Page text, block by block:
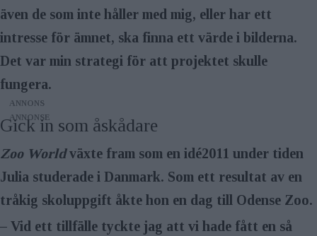
även de som inte håller med mig, eller har ett
intresse för ämnet, ska finna ett värde i bilderna.
Det var min strategi för att projektet skulle
fungera.
ANNONS
Gick in som åskådare
Zoo Worldväxte fram som en idé2011 under tiden
Julia studerade i Danmark. Som ett resultat av en
tråkig skoluppgift åkte hon en dag ­till Odense Zoo.
– Vid ett tillfälle tyckte jag att vi hade fått en så